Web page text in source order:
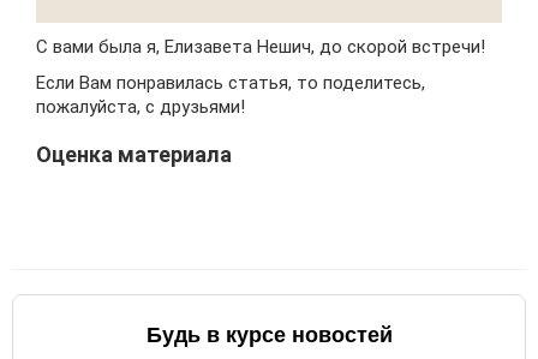
С вами была я, Елизавета Нешич, до скорой встречи!
Если Вам понравилась статья, то поделитесь,
пожалуйста, с друзьями!
Оценка материала
Будь в курсе новостей